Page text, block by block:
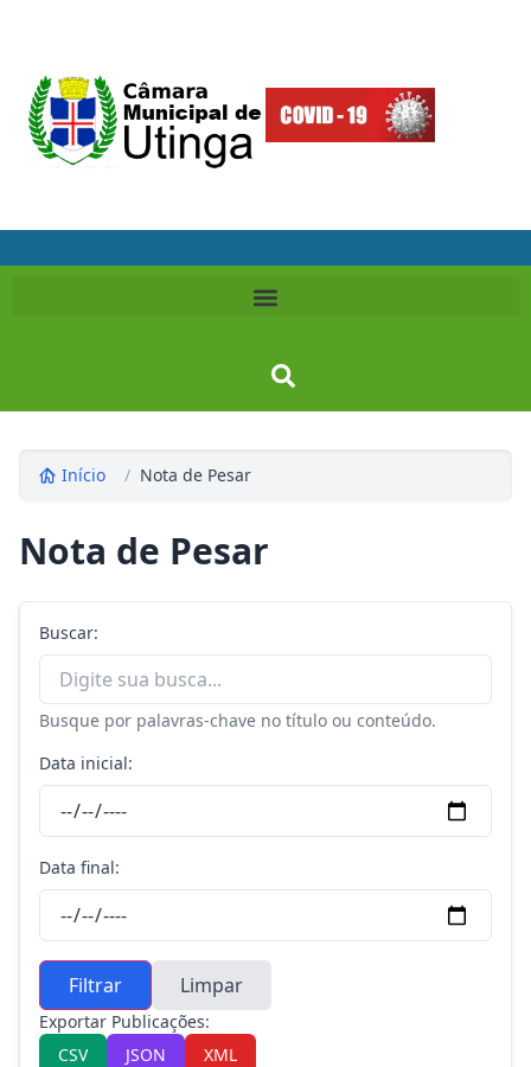
Início / Nota de Pesar
Nota de Pesar
Buscar:
Busque por palavras-chave no título ou conteúdo.
Data inicial:
Data final:
Filtrar Limpar
Exportar Publicações:
CSV
JSON XML